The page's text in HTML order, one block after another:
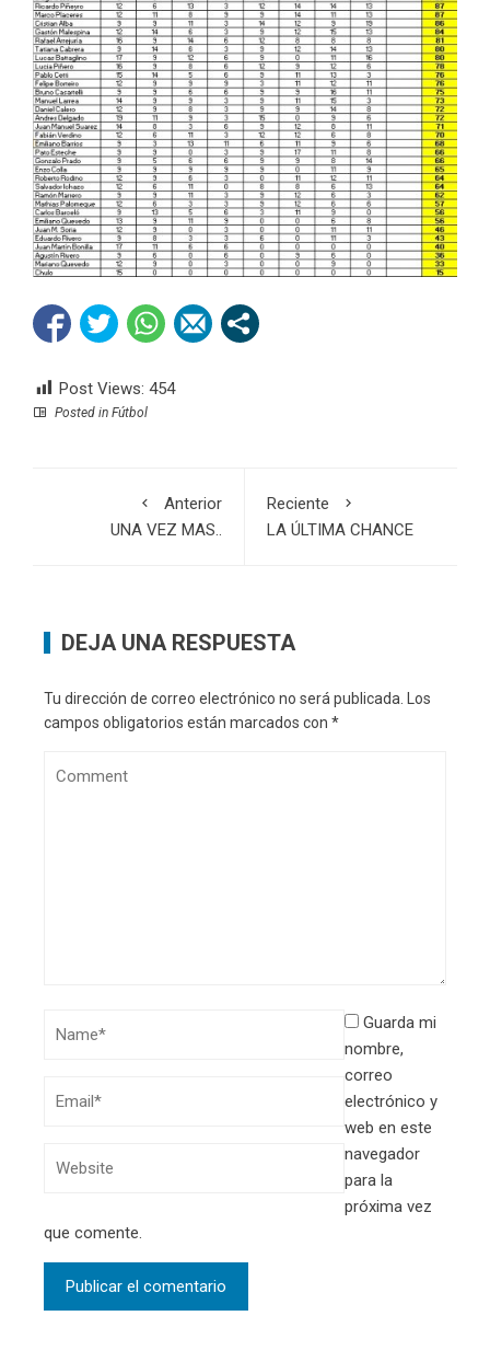
Post Views: 454
Posted in Fútbol
Anterior
UNA VEZ MAS..
Reciente
LA ÚLTIMA CHANCE
DEJA UNA RESPUESTA
Tu dirección de correo electrónico no será publicada. Los
campos obligatorios están marcados con *
Guarda mi
nombre,
correo
electrónico y
web en este
navegador
para la
próxima vez
que comente.